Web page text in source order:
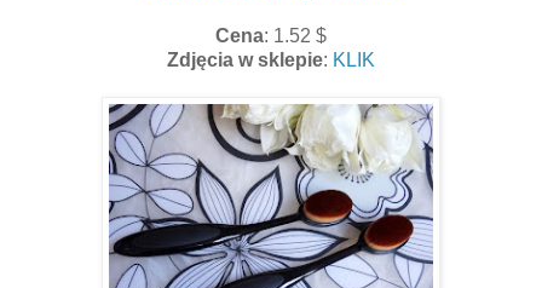
Cena: 1.52 $
Zdjęcia w sklepie: KLIK